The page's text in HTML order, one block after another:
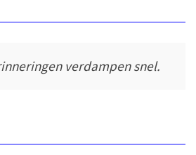
verdampen snel.